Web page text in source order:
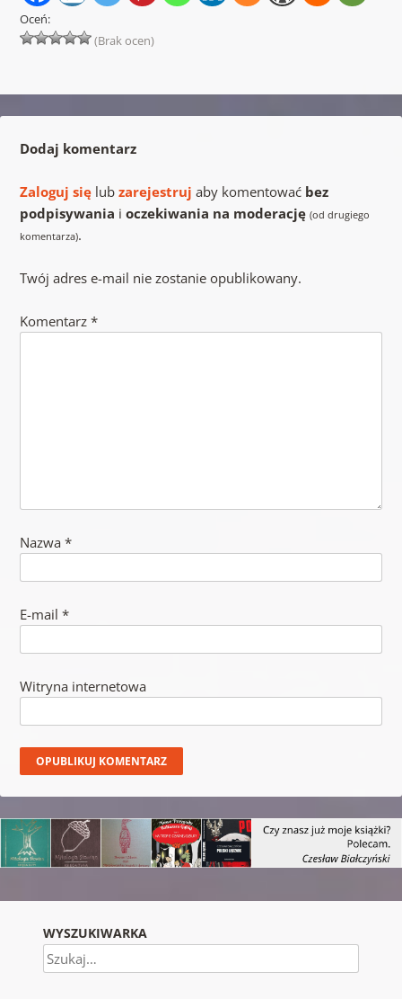
Oceń:
(Brak ocen)
Dodaj komentarz
Zaloguj sięlub zarejestruj aby komentować bez
podpisywania i oczekiwania na moderację (od drugiego
komentarza).
Twój adres e-mail nie zostanie opublikowany.
Komentarz *
Nazwa *
E-mail *
Witryna internetowa
WYSZUKIWARKA
Szukaj